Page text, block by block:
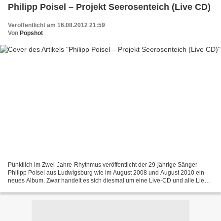
Philipp Poisel – Projekt Seerosenteich (Live CD)
Veröffentlicht am 16.08.2012 21:59
Von Popshot
Pünktlich im Zwei-Jahre-Rhythmus veröffentlicht der 29-jährige Sänger
Philipp Poisel aus Ludwigsburg wie im August 2008 und August 2010 ein
neues Album. Zwar handelt es sich diesmal um eine Live-CD und alle Lieder